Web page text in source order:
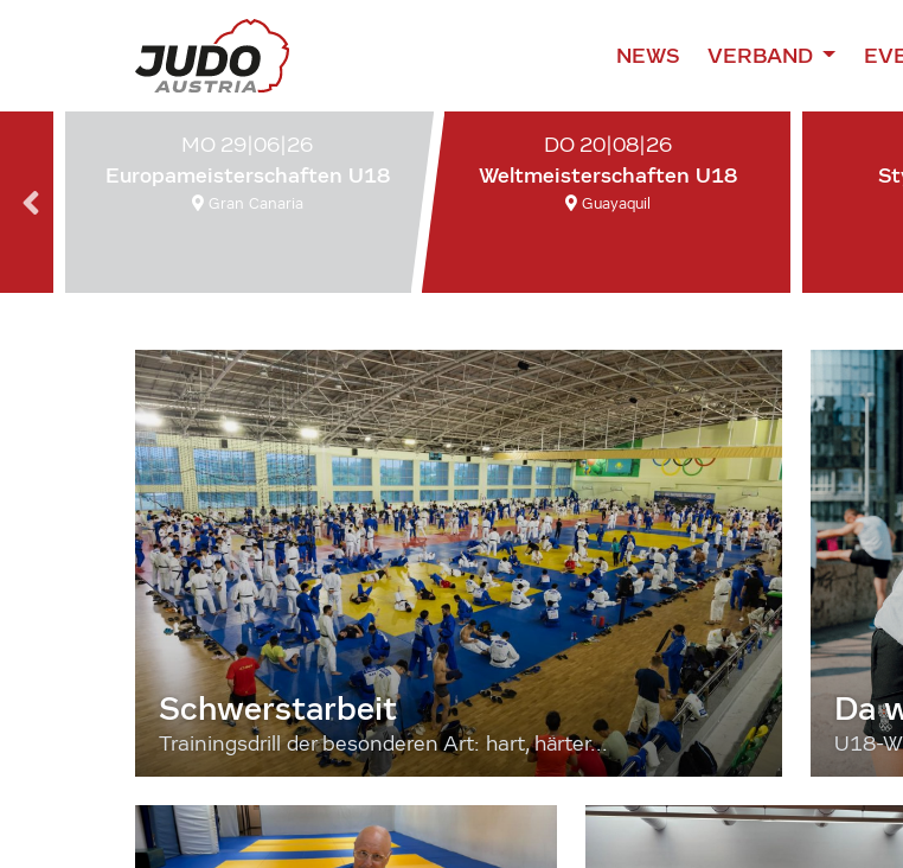
NEWS VERBAND
MO 29|06|26
Europameisterschaften U18
Gran Canaria
DO 20|08|26
Weltmeisterschaften U18
Guayaquil
Schwerstarbeit
Trainingsdrill der besonderen Art: hart, härter...
Da
U18-